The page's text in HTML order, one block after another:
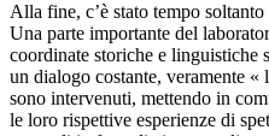
Alla fine, c’è stato tempo
Una parte importante del
coordinate storiche e linguistiche
un dialogo costante, veramente
sono intervenuti, mettendo in
le loro rispettive esperienze di